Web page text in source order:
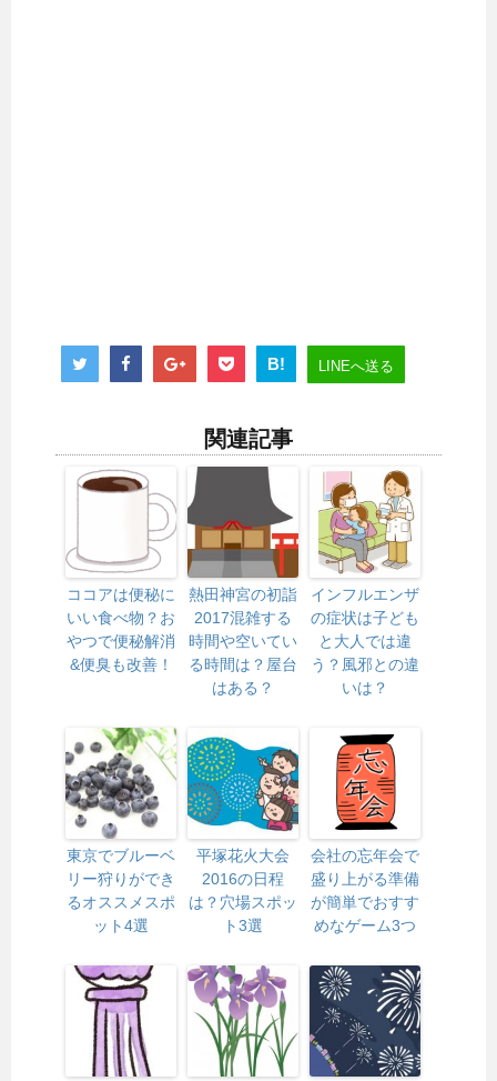
B! LINEへ送る
関連記事
ココアは便秘に
いい食べ物？お
やつで便秘解消
&便臭も改善！
熱田神宮の初詣
2017混雑する
時間や空いてい
る時間は？屋台
はある？
インフルエンザ
の症状は子ども
と大人では違
う？風邪との違
いは？
東京でブルーベ
リー狩りができ
るオススメスポ
ット4選
平塚花火大会
2016の日程
は？穴場スポッ
ト3選
会社の忘年会で
盛り上がる準備
が簡単でおすす
めなゲーム3つ